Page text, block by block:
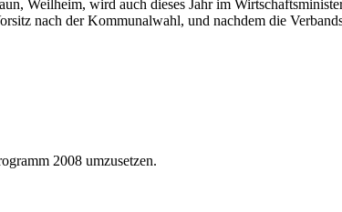
Weilheim, wird auch dieses Jahr im
nach der Kommunalwahl, und nachdem die
2008 umzusetzen.